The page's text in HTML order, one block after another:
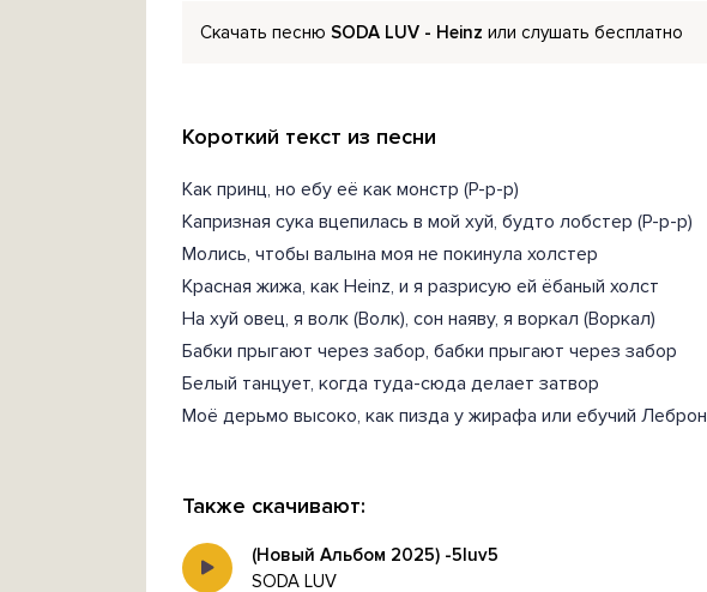
Скачать песню SODA LUV - Heinz или слушать бесплатно
Короткий текст из песни
Как принц, но ебу её как монстр (Р-р-р)
Капризная сука вцепилась в мой хуй, будто лобстер (Р-р-р)
Молись, чтобы валына моя не покинула холстер
Красная жижа, как Heinz, и я разрисую ей ёбаный холст
На хуй овец, я волк (Волк), сон наяву, я воркал (Воркал)
Бабки прыгают через забор, бабки прыгают через забор
Белый танцует, когда туда-сюда делает затвор
Моё дерьмо высоко, как пизда у жирафа или ебучий Леброн
Также скачивают:
(Новый Альбом 2025) -5luv5
SODA LUV